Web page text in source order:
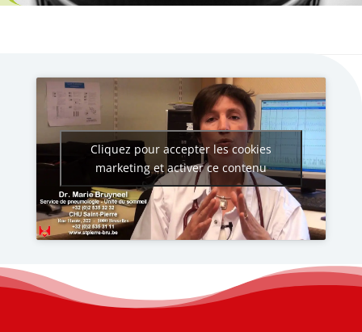
Cliquez pour accepter les cookies
marketing et activer ce contenu